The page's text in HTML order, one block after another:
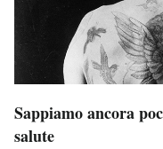
Sappiamo ancora
salute